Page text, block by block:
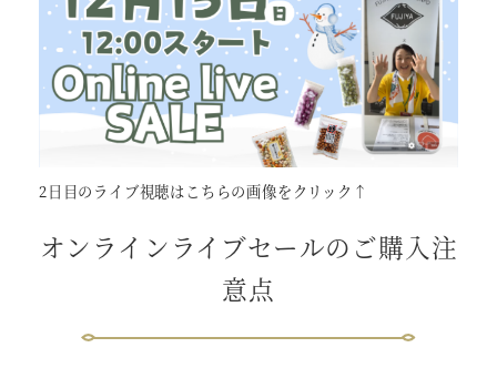
2日目のライブ視聴はこちらの画像をクリック↑
オンラインライブセールのご購入注
意点